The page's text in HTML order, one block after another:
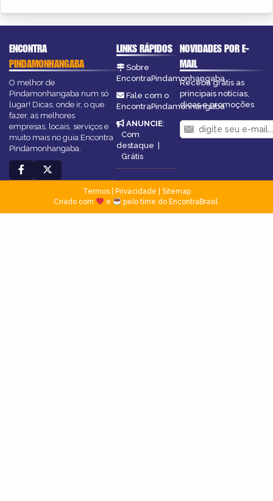
ENCONTRA
PINDAMONHANGABA
O melhor de
Pindamonhangaba num só
lugar! Dicas, onde ir, o que
fazer, as melhores
empresas, locais, serviços e
muito mais no guia Encontra
Pindamonhangaba.
LINKS RÁPIDOS
Sobre
EncontraPindamonhangaba
Fale com o
EncontraPindamonhangaba
ANUNCIE:
Com
destaque |
Grátis
NOVIDADES POR E-
MAIL
Receba grátis as
principais notícias,
dicas e promoções
Termos| Privacidade
Sitemap
Criado com
e pelo time do EncontraBrasil